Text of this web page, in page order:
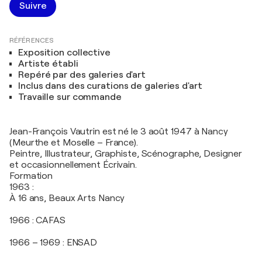
Suivre
RÉFÉRENCES
Exposition collective
Artiste établi
Repéré par des galeries d'art
Inclus dans des curations de galeries d'art
Travaille sur commande
Jean-François Vautrin est né le 3 août 1947 à Nancy
(Meurthe et Moselle – France).
Peintre, Illustrateur, Graphiste, Scénographe, Designer
et occasionnellement Écrivain.
Formation
1963 :
À 16 ans, Beaux Arts Nancy
1966 : CAFAS
1966 – 1969 : ENSAD